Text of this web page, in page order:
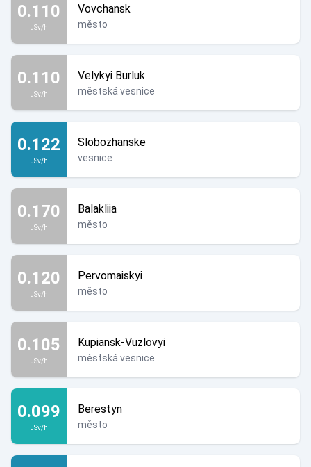
0.110
µSv/h
Vovchansk
město
0.110
µSv/h
Velykyi Burluk
městská vesnice
0.122
µSv/h
Slobozhanske
vesnice
0.170
µSv/h
Balakliia
město
0.120
µSv/h
Pervomaiskyi
město
0.105
µSv/h
Kupiansk-Vuzlovyi
městská vesnice
0.099
µSv/h
Berestyn
město